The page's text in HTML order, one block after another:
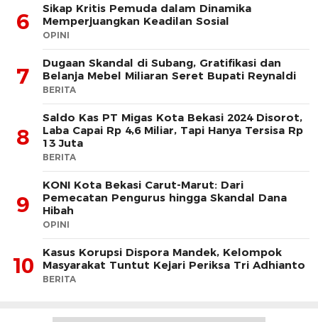
6
Sikap Kritis Pemuda dalam Dinamika
Memperjuangkan Keadilan Sosial
OPINI
7
Dugaan Skandal di Subang, Gratifikasi dan
Belanja Mebel Miliaran Seret Bupati Reynaldi
BERITA
8
Saldo Kas PT Migas Kota Bekasi 2024 Disorot,
Laba Capai Rp 4,6 Miliar, Tapi Hanya Tersisa Rp
13 Juta
BERITA
9
KONI Kota Bekasi Carut-Marut: Dari
Pemecatan Pengurus hingga Skandal Dana
Hibah
OPINI
10
Kasus Korupsi Dispora Mandek, Kelompok
Masyarakat Tuntut Kejari Periksa Tri Adhianto
BERITA